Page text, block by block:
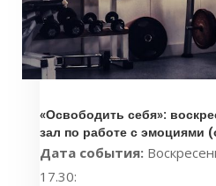
«Освободить себя»:
зал по работе с эмоциями
Дата события:
17.30: